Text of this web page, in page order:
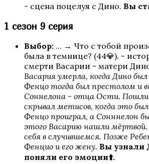
Цветок из огня Тиамат
Кали: Зов Тьмы
- сцена поцелуя с Дино. Вы
1 сезон 9 серия
Выбор: ... → Что с тобой
была в темнице? (44💎). -
смерти Васарии - матери
Васария умерла, когда Дино
Фенцо тогда был престолом и
Соннелона - отца Ости. Пошли
скрывал метисов, когда это
Фенцо проиграл, а Сонннелон
этого Васарию нашли
себя в случившемся. Позже
Фенцио и его жену. Вы узнали
поняли его эмоции⬆️.